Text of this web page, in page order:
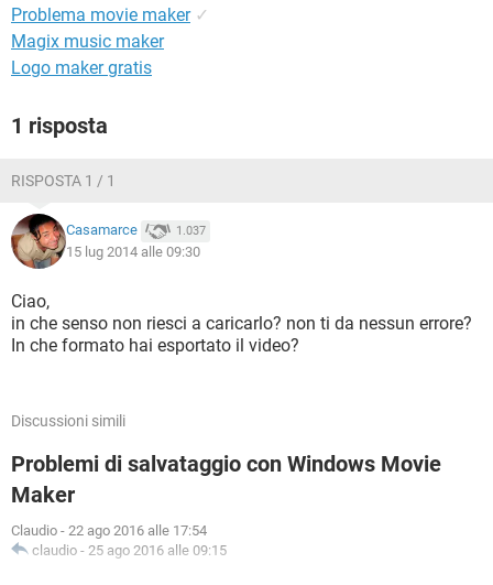
Problema movie maker ✓
Magix music maker
Logo maker gratis
1 risposta
RISPOSTA 1 / 1
Casamarce 1.037
15 lug 2014 alle 09:30
Ciao,
in che senso non riesci a caricarlo? non ti da nessun errore?
In che formato hai esportato il video?
Discussioni simili
Problemi di salvataggio con Windows Movie
Maker
Claudio - 22 ago 2016 alle 17:54
claudio - 25 ago 2016 alle 09:15